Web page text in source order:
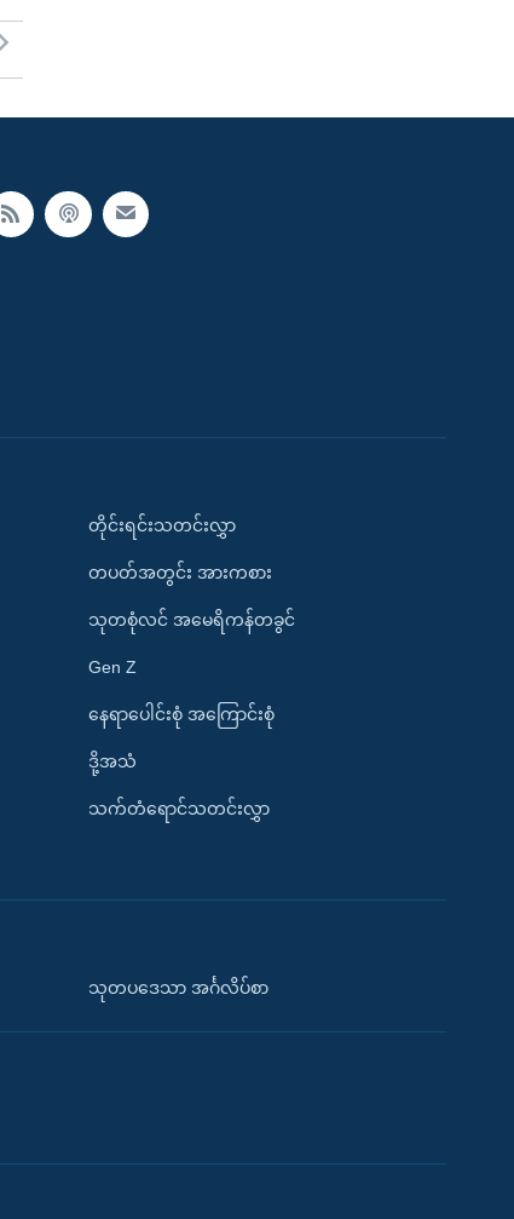
တိုင်းရင်းသတင်းလွှာ
တပတ်အတွင်း အားကစား
သုတစုံလင် အမေရိကန်တခွင်
Gen Z
နေရာပေါင်းစုံ အကြောင်းစုံ
ဒို့အသံ
သက်တံရောင်သတင်းလွှာ
သုတပဒေသာ အင်္ဂလိပ်စာ